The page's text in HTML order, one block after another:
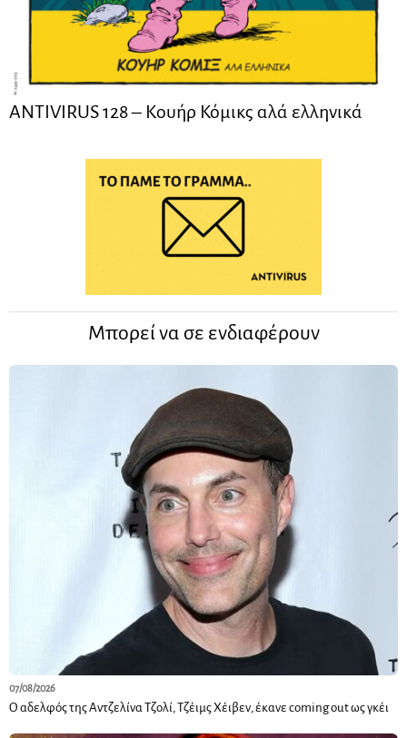
ANTIVIRUS 128 – Kουήρ Κόμικς αλά ελληνικά
Μπορεί να σε ενδιαφέρουν
07/08/2026
Ο αδελφός της Αντζελίνα Τζολί, Τζέιμς Χέιβεν, έκανε coming out ως γκέι